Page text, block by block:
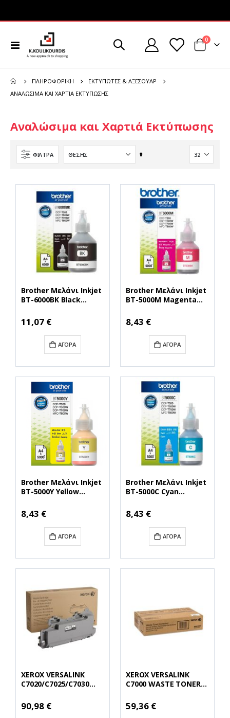
Εναλλαγή
Πλοήγησης
Cart
0
ΠΛΗΡΟΦΟΡΙΚΉ
ΕΚΤΥΠΩΤΈΣ & ΑΞΕΣΟΥΆΡ
ΑΝΑΛΏΣΙΜΑ ΚΑΙ ΧΑΡΤΙΆ ΕΚΤΎΠΩΣΗΣ
Αναλώσιμα και Χαρτιά Εκτύπωσης
ΦΊΛΤΡΑ
Φθίνουσα
Brother Μελάνι Inkjet
BT-6000BK Black
6000BK)
11,07 €
ΑΓΟΡΆ
Brother Μελάνι Inkjet
BT-5000M Magenta
5000M)
8,43 €
ΑΓΟΡΆ
Brother Μελάνι Inkjet
BT-5000Y Yellow
5000Y)
8,43 €
ΑΓΟΡΆ
Brother Μελάνι Inkjet
BT-5000C Cyan
5000C)
8,43 €
ΑΓΟΡΆ
XEROX VERSALINK
C7020/C7025/C7030
(115R00128)
(XER115R00128)
90,98 €
XEROX VERSALINK
C7000 WASTE TONER
(XER115R00129)
59,36 €